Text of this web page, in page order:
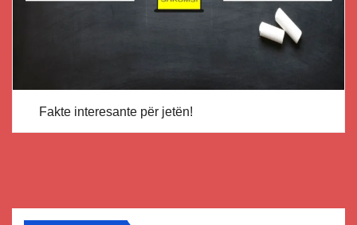
Fakte interesante për jetën!